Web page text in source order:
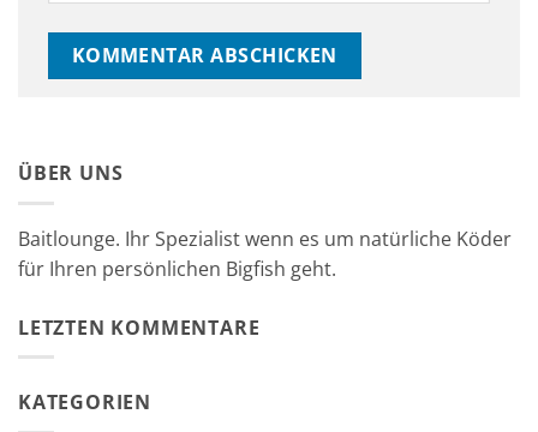
ÜBER UNS
Baitlounge. Ihr Spezialist wenn es um natürliche Köder
für Ihren persönlichen Bigfish geht.
LETZTEN KOMMENTARE
KATEGORIEN